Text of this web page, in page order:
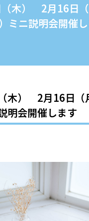
（木） 2月16日
ミニ説明会開催
木） 2月16日
明会開催します